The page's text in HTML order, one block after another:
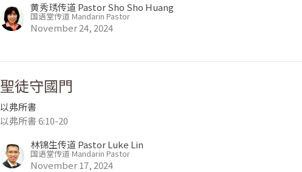
黄秀琇传道 Pastor Sho Sho Huang
国语堂传道 Mandarin Pastor
November 24, 2024
聖徒守國門
以弗所書
以弗所書 6:10-20
林锦生传道 Pastor Luke Lin
国语堂传道 Mandarin Pastor
November 17, 2024